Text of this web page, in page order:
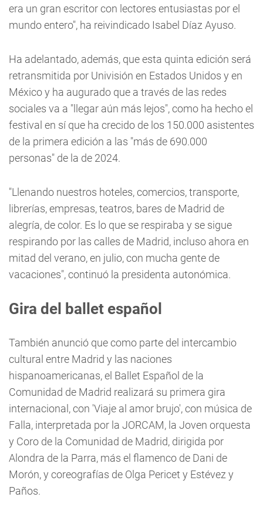
era un gran escritor con lectores entusiastas por el
mundo entero", ha reivindicado Isabel Díaz Ayuso.
Ha adelantado, además, que esta quinta edición será
retransmitida por Univisión en Estados Unidos y en
México y ha augurado que a través de las redes
sociales va a "llegar aún más lejos", como ha hecho el
festival en sí que ha crecido de los 150.000 asistentes
de la primera edición a las "más de 690.000
personas" de la de 2024.
"Llenando nuestros hoteles, comercios, transporte,
librerías, empresas, teatros, bares de Madrid de
alegría, de color. Es lo que se respiraba y se sigue
respirando por las calles de Madrid, incluso ahora en
mitad del verano, en julio, con mucha gente de
vacaciones", continuó la presidenta autonómica.
Gira del ballet español
También anunció que como parte del intercambio
cultural entre Madrid y las naciones
hispanoamericanas, el Ballet Español de la
Comunidad de Madrid realizará su primera gira
internacional, con 'Viaje al amor brujo', con música de
Falla, interpretada por la JORCAM, la Joven orquesta
y Coro de la Comunidad de Madrid, dirigida por
Alondra de la Parra, más el flamenco de Dani de
Morón, y coreografías de Olga Pericet y Estévez y
Paños.